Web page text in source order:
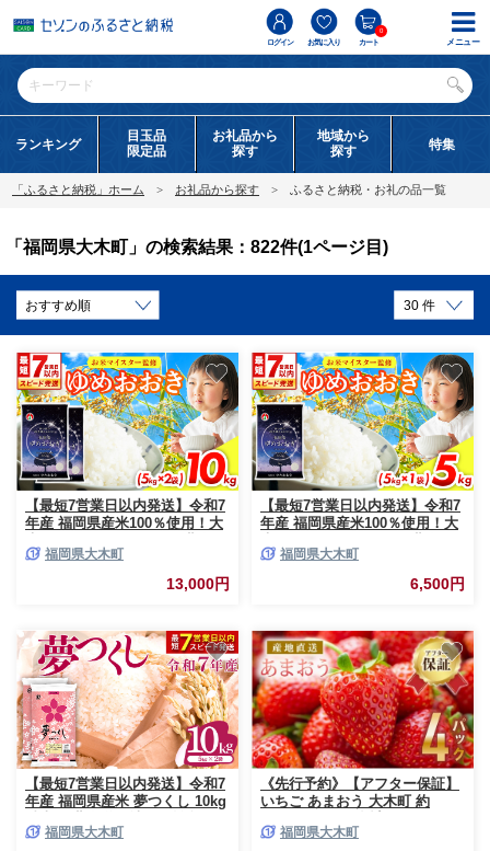
ログイン お気に入り カート
0
ランキング
目玉品
限定品
お礼品から
探す
地域から
探す
特集
「ふるさと納税」ホーム お礼品から探す ふるさと納税・お礼の品一覧
「福岡県大木町」の検索結果：822件(1ページ目)
【最短7営業日以内発送】令和7
年産 福岡県産米100％使用！大
道・沖縄・離島は配送不可
福岡県大木町
13,000円
【最短7営業日以内発送】令和7
年産 福岡県産米100％使用！大
道・沖縄・離島は配送不可
福岡県大木町
6,500円
【最短7営業日以内発送】令和7
年産 福岡県産米 夢つくし 10kg
送不可 CY009_01
福岡県大木町
《先行予約》【アフター保証】
いちご あまおう 大木町 約
【2027年1月～3月に順次出荷予
福岡県大木町
メニュー